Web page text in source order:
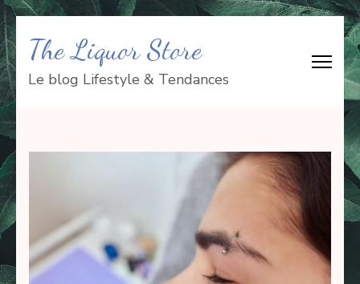
Aller
au
contenu
(Pressez
Entrée)
The Liquor Store
Le blog Lifestyle & Tendances